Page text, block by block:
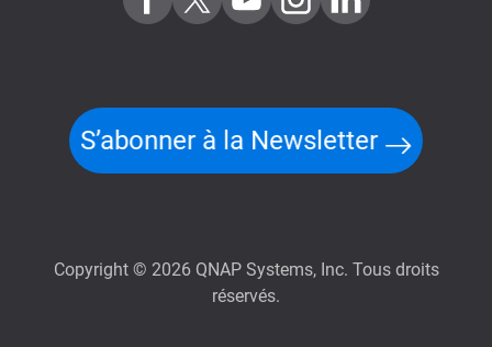
S’abonner à la Newsletter
Copyright © 2026 QNAP Systems, Inc. Tous droits
réservés.